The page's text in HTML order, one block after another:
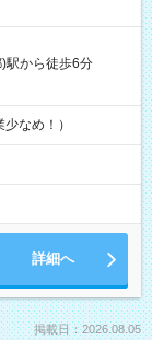
駅から徒歩6分
なめ！）
詳細へ
掲載日：2026.08.05